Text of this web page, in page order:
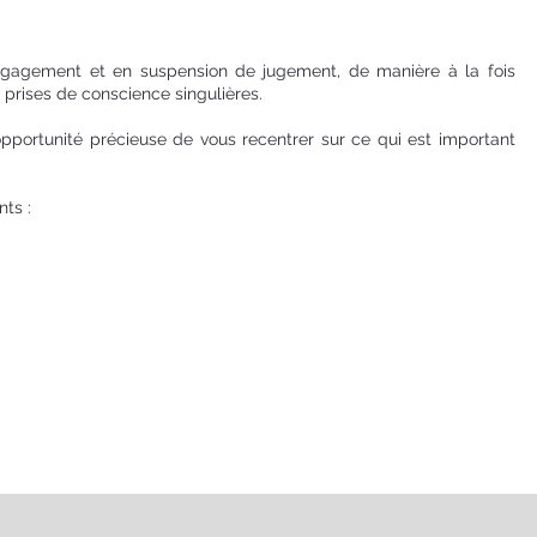
et en suspension de jugement, de manière à la fois
de conscience singulières.
précieuse de vous recentrer sur ce qui est important
: